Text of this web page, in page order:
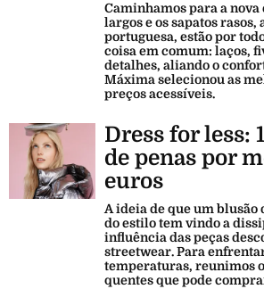
Caminhamos para a nova
largos e os sapatos
portuguesa, estão por
coisa em comum: laços,
detalhes, aliando o
Máxima selecionou as
preços acessíveis.
Dress for less:
de penas por
euros
A ideia de que um blusão
do estilo tem vindo a
influência das peças
streetwear. Para
temperaturas, reunimos
quentes que pode